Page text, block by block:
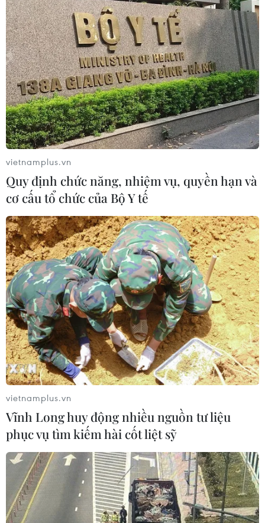
vietnamplus.vn
Quy định chức năng, nhiệm vụ, quyền hạn và
cơ cấu tổ chức của Bộ Y tế
vietnamplus.vn
Vĩnh Long huy động nhiều nguồn tư liệu
phục vụ tìm kiếm hài cốt liệt sỹ